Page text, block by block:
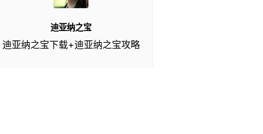
迪亚纳之宝
迪亚纳之宝下载+迪亚纳之宝攻略